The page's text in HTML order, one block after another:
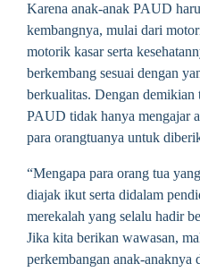
Karena anak-anak PAUD
kembangnya, mulai dari
motorik kasar serta
berkembang sesuai dengan
berkualitas. Dengan
PAUD tidak hanya mengajar
para orangtuanya untuk
“Mengapa para orang tua
diajak ikut serta didalam
merekalah yang selalu hadir
Jika kita berikan wawasan,
perkembangan anak-anaknya